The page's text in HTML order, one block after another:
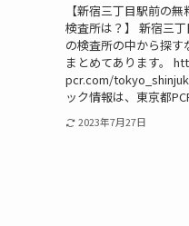
【新宿三丁目駅前の
検査所は？】 新宿三
の検査所の中から探
まとめてあります。
pcr.com/
ック情報は、東京都
2023年7月27日